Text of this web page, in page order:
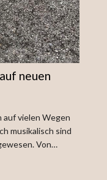
neuen
auf vielen Wegen
musikalisch sind
Von…